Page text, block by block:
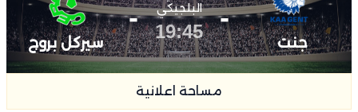
جنت
-
البلجيكي
19:45
-
سيركل بروج
مساحة اعلانية